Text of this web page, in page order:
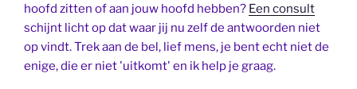
hoofd zitten of aan jouw hoofd hebben? Een consult
schijnt licht op dat waar jij nu zelf de antwoorden niet
op vindt. Trek aan de bel, lief mens, je bent echt niet de
enige, die er niet 'uitkomt' en ik help je graag.